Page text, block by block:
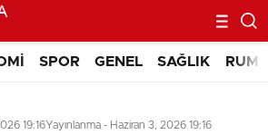
SPOR GENEL SAĞLIK RUM
19:16Yayınlanma - Haziran 3, 2026 19:16